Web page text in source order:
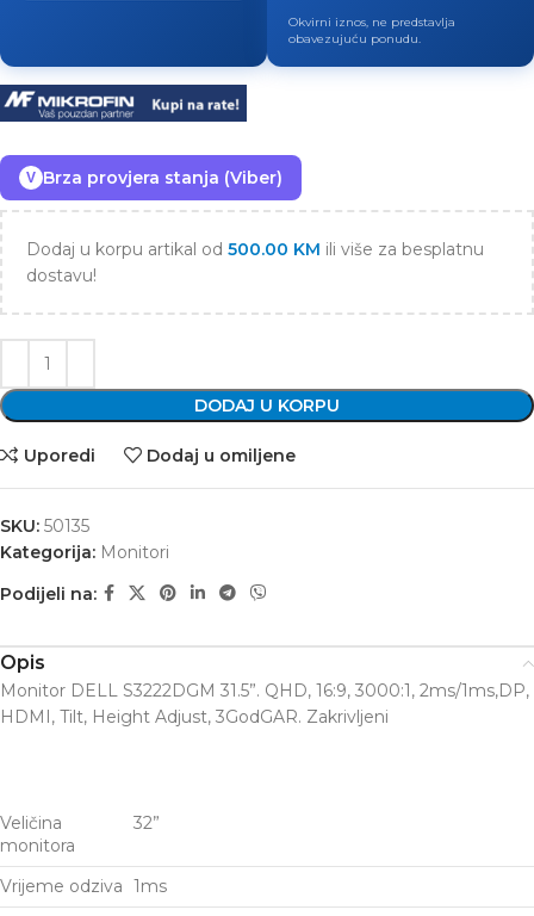
Okvirni iznos, ne predstavlja
obavezujuću ponudu.
V Brza provjera stanja (Viber)
Dodaj u korpu artikal od 500.00 KM ili više za besplatnu
dostavu!
DODAJ U KORPU
Uporedi Dodaj u omiljene
SKU: 50135
Kategorija: Monitori
Podijeli na:
Opis
Monitor DELL S3222DGM 31.5”. QHD, 16:9, 3000:1, 2ms/1ms,DP,
HDMI, Tilt, Height Adjust, 3GodGAR. Zakrivljeni
Veličina
monitora
32”
Vrijeme odziva 1ms